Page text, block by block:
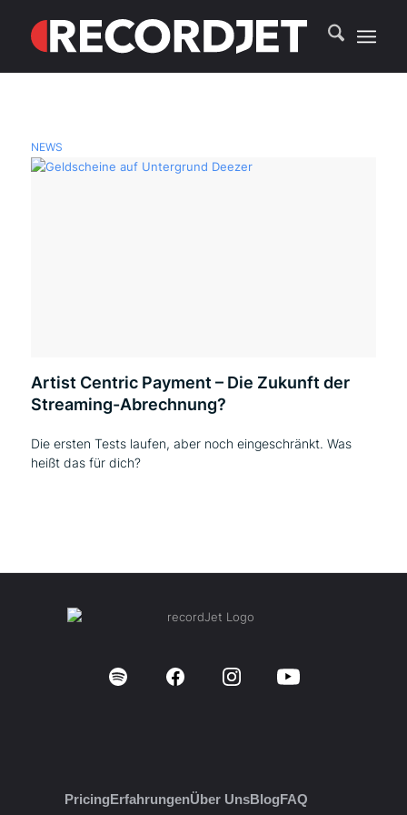
NEWS
Artist Centric Payment – Die Zukunft der
Streaming-Abrechnung?
Die ersten Tests laufen, aber noch eingeschränkt. Was
heißt das für dich?
PricingErfahrungenÜber UnsBlogFAQ